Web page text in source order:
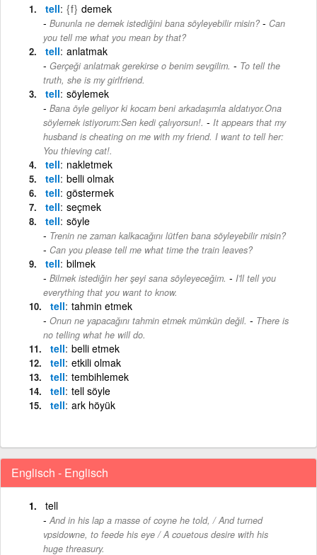
tell {f} demek
Bununla ne demek istediğini bana söyleyebilir misin? - Can
you tell me what you mean by that?
tell anlatmak
Gerçeği anlatmak gerekirse o benim sevgilim. - To tell the
truth, she is my girlfriend.
tell söylemek
Bana öyle geliyor ki kocam beni arkadaşımla aldatıyor.Ona
söylemek istiyorum:Sen kedi çalıyorsun!. - It appears that my
husband is cheating on me with my friend. I want to tell her:
You thieving cat!.
tell nakletmek
tell belli olmak
tell göstermek
tell seçmek
tell söyle
Trenin ne zaman kalkacağını lütfen bana söyleyebilir misin?
- Can you please tell me what time the train leaves?
tell bilmek
Bilmek istediğin her şeyi sana söyleyeceğim. - I'll tell you
everything that you want to know.
tell tahmin etmek
Onun ne yapacağını tahmin etmek mümkün değil. - There is
no telling what he will do.
tell belli etmek
tell etkili olmak
tell tembihlemek
tell tell söyle
tell ark höyük
Englisch - Englisch
tell
And in his lap a masse of coyne he told, / And turned
vpsidowne, to feede his eye / A couetous desire with his
huge threasury.